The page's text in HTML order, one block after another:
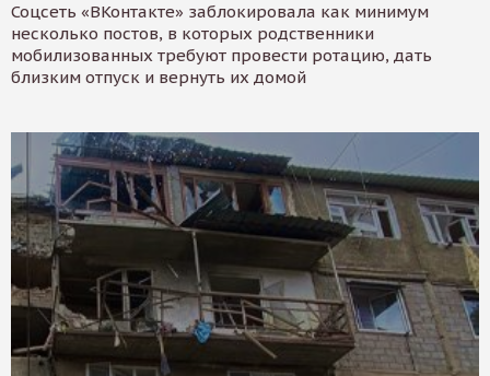
Соцсеть «ВКонтакте» заблокировала как минимум
несколько постов, в которых родственники
мобилизованных требуют провести ротацию, дать
близким отпуск и вернуть их домой